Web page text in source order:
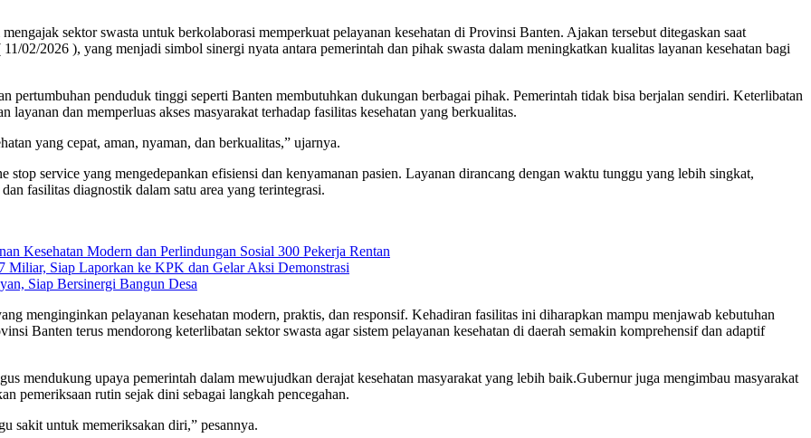
sektor swasta untuk berkolaborasi memperkuat pelayanan kesehatan di Provinsi Banten. Ajakan tersebut ditegaskan saat
02/2026 ), yang menjadi simbol sinergi nyata antara pemerintah dan pihak swasta dalam meningkatkan kualitas layanan kesehatan bagi
pertumbuhan penduduk tinggi seperti Banten membutuhkan dukungan berbagai pihak. Pemerintah tidak bisa berjalan sendiri. Keterlibatan
dan memperluas akses masyarakat terhadap fasilitas kesehatan yang berkualitas.
yang cepat, aman, nyaman, dan berkualitas,” ujarnya.
service yang mengedepankan efisiensi dan kenyamanan pasien. Layanan dirancang dengan waktu tunggu yang lebih singkat,
fasilitas diagnostik dalam satu area yang terintegrasi.
Kesehatan Modern dan Perlindungan Sosial 300 Pekerja Rentan
Siap Laporkan ke KPK dan Gelar Aksi Demonstrasi
Siap Bersinergi Bangun Desa
menginginkan pelayanan kesehatan modern, praktis, dan responsif. Kehadiran fasilitas ini diharapkan mampu menjawab kebutuhan
Banten terus mendorong keterlibatan sektor swasta agar sistem pelayanan kesehatan di daerah semakin komprehensif dan adaptif
mendukung upaya pemerintah dalam mewujudkan derajat kesehatan masyarakat yang lebih baik.Gubernur juga mengimbau masyarakat
pemeriksaan rutin sejak dini sebagai langkah pencegahan.
sakit untuk memeriksakan diri,” pesannya.